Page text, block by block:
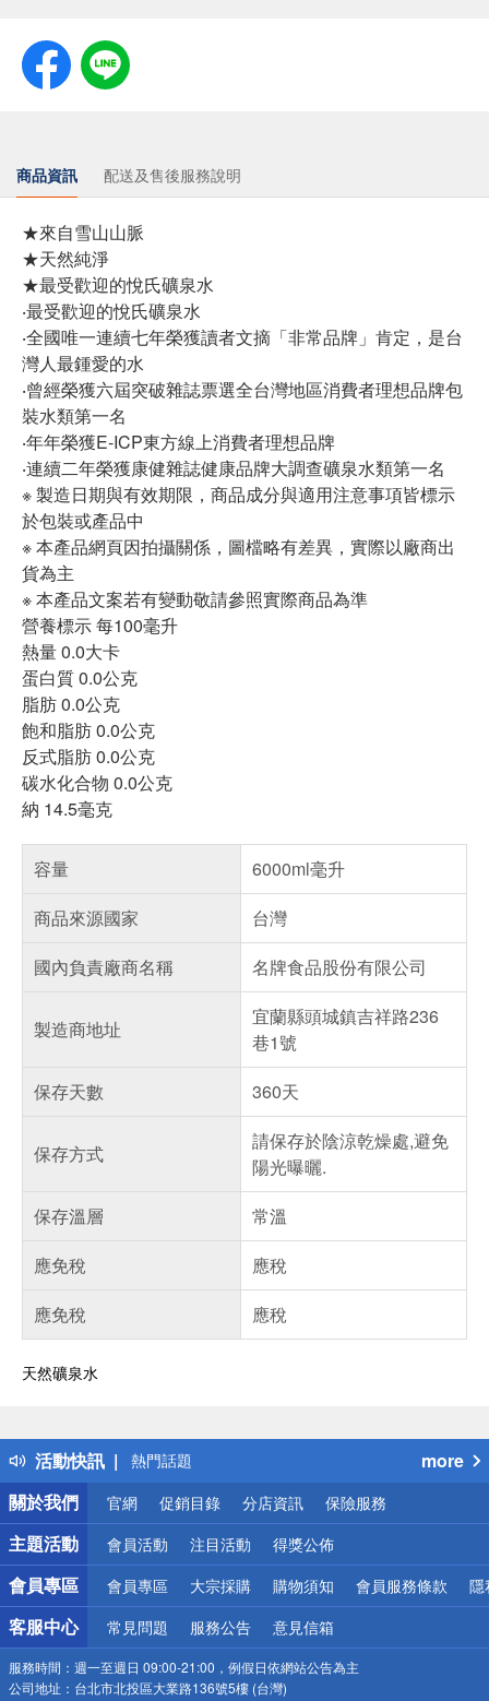
商品資訊 配送及售後服務說明
★來自雪山山脈
★天然純淨
★最受歡迎的悅氏礦泉水
‧最受歡迎的悅氏礦泉水
‧全國唯一連續七年榮獲讀者文摘「非常品牌」肯定，是台
灣人最鍾愛的水
‧曾經榮獲六屆突破雜誌票選全台灣地區消費者理想品牌包
裝水類第一名
‧年年榮獲E-ICP東方線上消費者理想品牌
‧連續二年榮獲康健雜誌健康品牌大調查礦泉水類第一名
※ 製造日期與有效期限，商品成分與適用注意事項皆標示
於包裝或產品中
※ 本產品網頁因拍攝關係，圖檔略有差異，實際以廠商出
貨為主
※ 本產品文案若有變動敬請參照實際商品為準
營養標示 每100毫升
熱量 0.0大卡
蛋白質 0.0公克
脂肪 0.0公克
飽和脂肪 0.0公克
反式脂肪 0.0公克
碳水化合物 0.0公克
納 14.5毫克
容量
6000ml毫升
商品來源國家
台灣
國內負責廠商名稱
名牌食品股份有限公司
製造商地址
宜蘭縣頭城鎮吉祥路236
巷1號
保存天數
360天
保存方式
請保存於陰涼乾燥處,避免
陽光曝曬.
保存溫層
常溫
應免稅
應稅
應免稅
應稅
天然礦泉水
活動快訊
得獎公告
熱門話題
銀行優惠
偏遠地區配送
詐騙網頁！請小心！
more
關於我們
官網 促銷目錄 分店資訊 保險服務
主題活動 會員活動 注目活動 得獎公佈
會員專區 會員專區 大宗採購 購物須知 會員服務條款 隱
客服中心 常見問題 服務公告 意見信箱
服務時間： 週一至週日 09:00-21:00，例假日依網站公告為主
公司地址： 台北市北投區大業路136號5樓 (台灣)